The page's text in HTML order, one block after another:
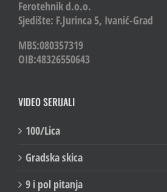
Ferotehnik d.o.o.
Sjedište: F.Jurinca 5, Ivanić-Grad
MBS:080357319
OIB:48326550643
VIDEO SERIJALI
100/Lica
Gradska skica
9 i pol pitanja